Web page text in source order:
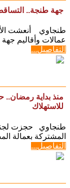
جهة طنجة..
طنجاوي أنعشت
عمالات وأقاليم
التفاصيل...
منذ بداية رمضان..
للاستهلاك
طنجاوي حجزت لجنة
المشتركة بعمالة
التفاصيل...